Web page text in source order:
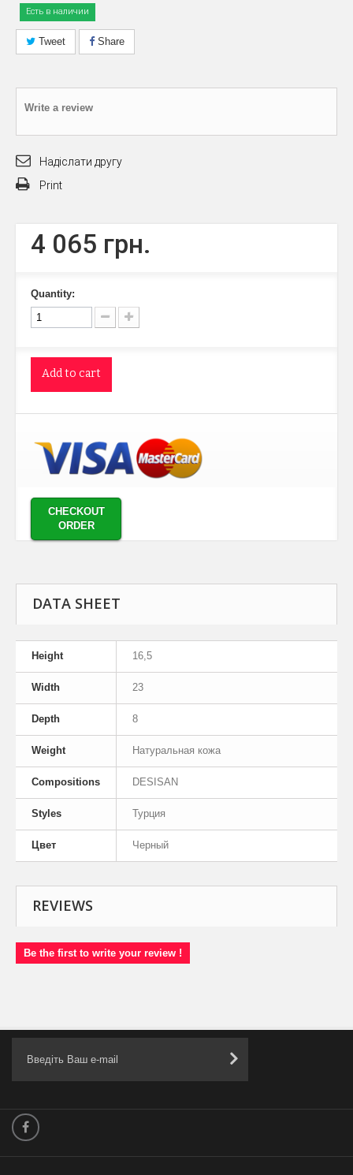
Есть в наличии
Tweet Share
Write a review
Надіслати другу
Print
4 065 грн.
Quantity:
Add to cart
CHECKOUT
ORDER
DATA SHEET
Height 16,5
Width 23
Depth 8
Weight Натуральная кожа
Compositions DESISAN
Styles Турция
Цвет Черный
REVIEWS
Be the first to write your review !